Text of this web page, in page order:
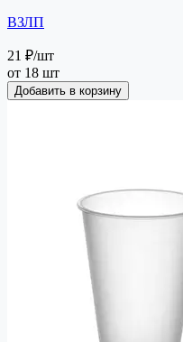
ВЗЛП
21 ₽/шт
от 18 шт
Добавить в корзину